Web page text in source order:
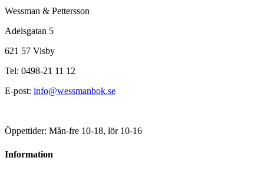
Wessman & Pettersson
Adelsgatan 5
621 57 Visby
Tel: 0498-21 11 12
E-post: info@wessmanbok.se
Öppettider: Mån-fre 10-18, lör 10-16
Information